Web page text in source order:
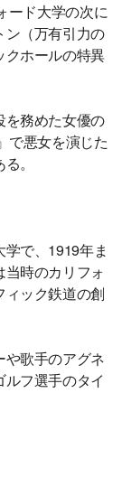
ード大学の次に
ン（万有引力の
クホールの特異
務めた女優の
で悪女を演じた
。
で、1919年ま
時のカリフォ
ック鉄道の創
歌手のアグネ
フ選手のタイ